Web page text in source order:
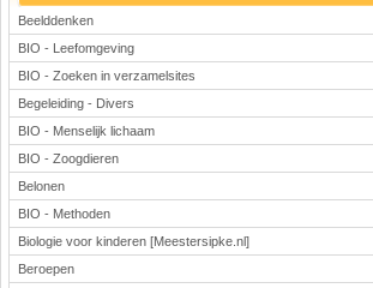
Beelddenken
BIO - Leefomgeving
BIO - Zoeken in verzamelsites
Begeleiding - Divers
BIO - Menselijk lichaam
BIO - Zoogdieren
Belonen
BIO - Methoden
Biologie voor kinderen [Meestersipke.nl]
Beroepen